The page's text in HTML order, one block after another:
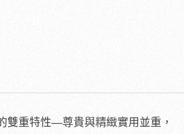
雙重特性—尊貴與精緻實用並重，